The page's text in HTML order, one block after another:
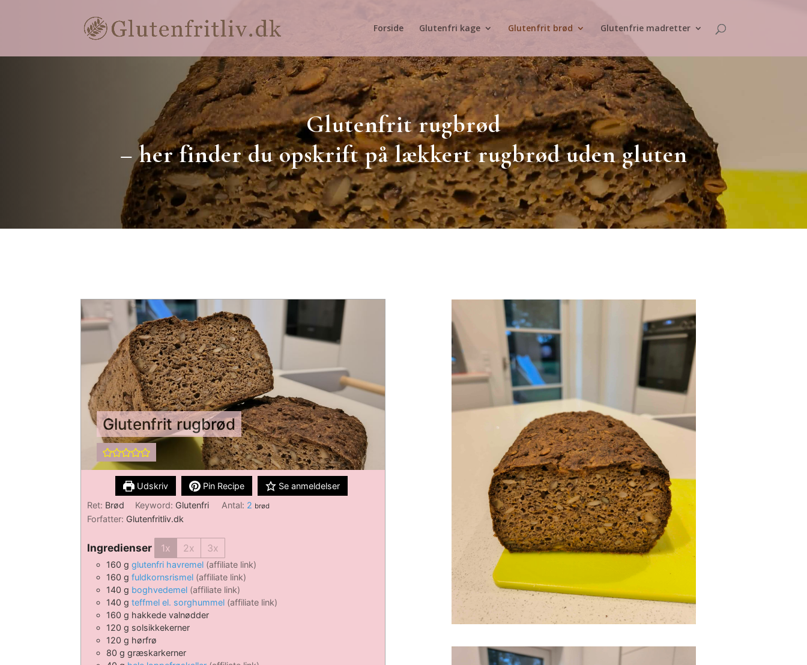
Forside Glutenfri kage Glutenfrit brød Glutenfrie madretter
Glutenfrit rugbrød
– her finder du opskrift på lækkert rugbrød uden gluten
Glutenfrit rugbrød
Udskriv Pin Recipe
Se anmeldelser
Ret: Brød Keyword: Glutenfri Antal: 2 brød
Forfatter: Glutenfritliv.dk
Ingredienser 1x 2x 3x
160 g glutenfri havremel (affiliate link)
160 g fuldkornsrismel (affiliate link)
140 g boghvedemel (affiliate link)
140 g teffmel el. sorghummel (affiliate link)
160 g hakkede valnødder
120 g solsikkekerner
120 g hørfrø
80 g græskarkerner